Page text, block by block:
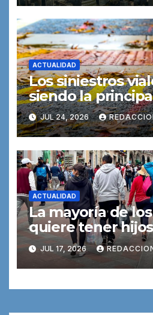
ACTUALIDAD
Los siniestros
siendo la
muerte entre los
JUL 24, 2026
ACTUALIDAD
La mayoría de
quiere tener
dinero y la
dificultan
JUL 17, 2026